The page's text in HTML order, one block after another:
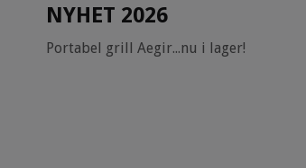
NYHET 2026
Portabel grill Aegir...nu i lager!